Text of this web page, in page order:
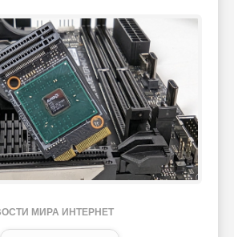
МИРА ИНТЕРНЕТ